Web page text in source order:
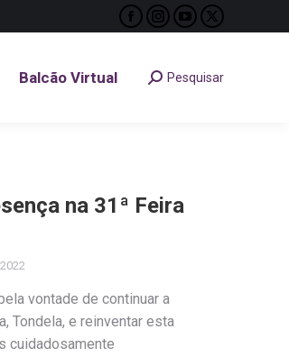
Facebook
opens
Instagram
opens
YouTube
opens
X
opens
Balcão Virtual Search:Pesquisar
na 31ª Feira
vontade de continuar a
Tondela, e reinventar esta
cuidadosamente
Balcão Virtual Search:
Pesquisar